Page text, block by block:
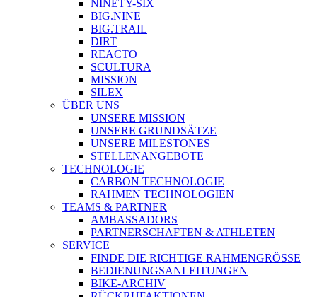
NINETY-SIX
BIG.NINE
BIG.TRAIL
DIRT
REACTO
SCULTURA
MISSION
SILEX
ÜBER UNS
UNSERE MISSION
UNSERE GRUNDSÄTZE
UNSERE MILESTONES
STELLENANGEBOTE
TECHNOLOGIE
CARBON TECHNOLOGIE
RAHMEN TECHNOLOGIEN
TEAMS & PARTNER
AMBASSADORS
PARTNERSCHAFTEN & ATHLETEN
SERVICE
FINDE DIE RICHTIGE RAHMENGRÖSSE
BEDIENUNGSANLEITUNGEN
BIKE-ARCHIV